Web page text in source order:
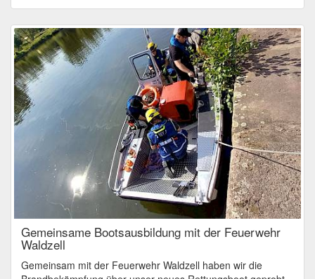
Gemeinsame Bootsausbildung mit der Feuerwehr
Waldzell
Gemeinsam mit der Feuerwehr Waldzell haben wir die